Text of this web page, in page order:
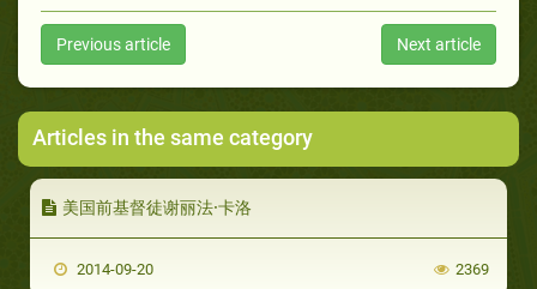
Previous article Next article
Articles in the same category
美国前基督徒谢丽法·卡洛
2014-09-20 2369